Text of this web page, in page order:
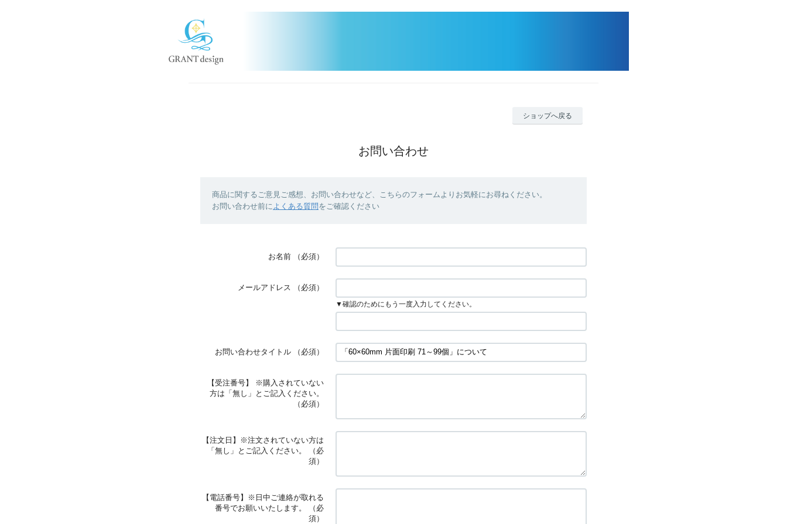
ショップへ戻る
お問い合わせ
商品に関するご意見ご感想、お問い合わせなど、こちらのフォームよりお気軽にお尋ねください。
お問い合わせ前に よくある質問をご確認ください
お名前 （必須）
メールアドレス （必須）
▼確認のためにもう一度入力してください。
お問い合わせタイトル （必須）
【受注番号】 ※購入されていない
方は「無し」とご記入ください。
（必須）
【注文日】※注文されていない方は
「無し」とご記入ください。
（必
須）
【電話番号】※日中ご連絡が取れる
番号でお願いいたします。
（必
須）